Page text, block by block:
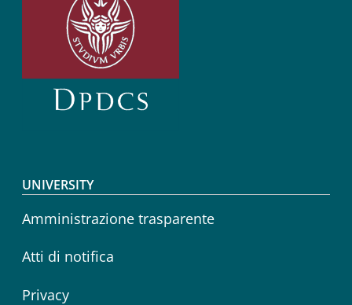
Footer menu
UNIVERSITY
Amministrazione trasparente
Atti di notifica
Privacy